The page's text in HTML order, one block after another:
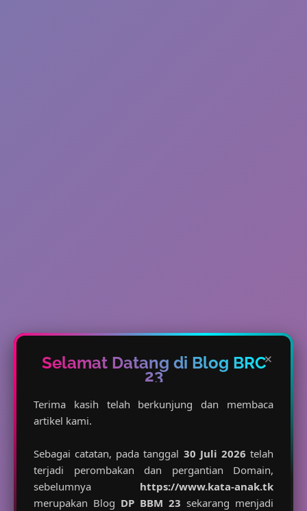
×
Selamat Datang di Blog BRC
23
Terima kasih telah berkunjung dan membaca
artikel kami.
Sebagai catatan, pada tanggal 30 Juli 2026 telah
terjadi perombakan dan pergantian Domain,
sebelumnya https://www.kata-anak.tk
merupakan Blog DP BBM 23 sekarang menjadi